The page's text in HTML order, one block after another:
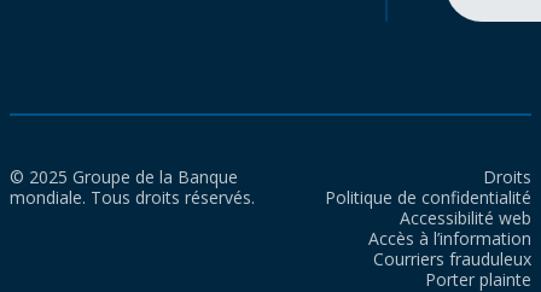
© 2025 Groupe de la Banque
mondiale. Tous droits réservés.
Droits
Politique de confidentialité
Accessibilité web
Accès à l’information
Courriers frauduleux
Porter plainte